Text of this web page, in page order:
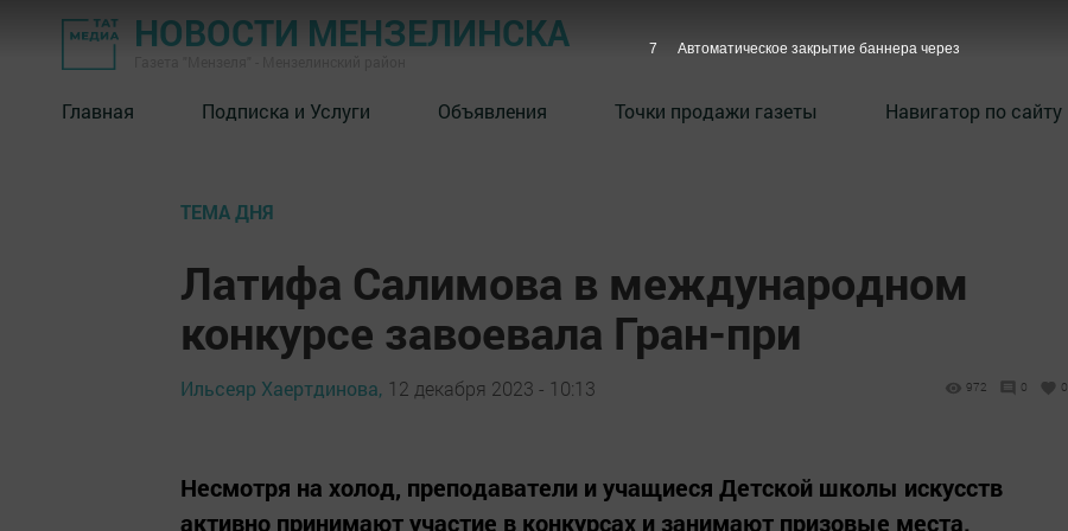
НОВОСТИ МЕНЗЕЛИНСКА
Главная Подписка и Услуги Объявления Точки продажи газеты Навигатор по сайту
ТЕМА ДНЯ
Латифа Салимова в международном
конкурсе завоевала Гран-при
Ильсеяр Хаертдинова, 12 декабря 2023 - 10:13 972 0 0
Несмотря на холод, преподаватели и учащиеся Детской школы искусств
активно принимают участие в конкурсах и занимают призовые места.
6 Автоматическое закрытие баннера через